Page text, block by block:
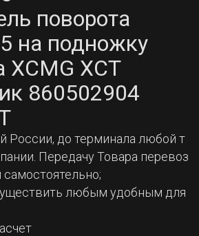
поворота
на подножку
XCMG XCT
860502904
России, до терминала любой т
Передачу Товара перевоз
любым удобным для